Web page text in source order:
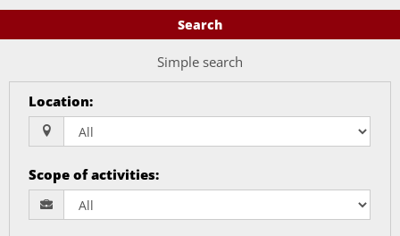
Search
Simple search
Location:
Scope of activities: